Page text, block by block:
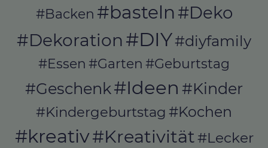
#Backen #basteln #Deko
#Dekoration #DIY#diyfamily
#Essen #Garten #Geburtstag
#Geschenk#Ideen #Kinder
#Kindergeburtstag #Kochen
#kreativ#Kreativität#Lecker